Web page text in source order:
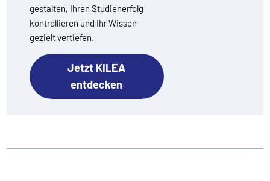
gestalten, Ihren Studienerfolg
kontrollieren und Ihr Wissen
gezielt vertiefen.
Jetzt KILEA
entdecken